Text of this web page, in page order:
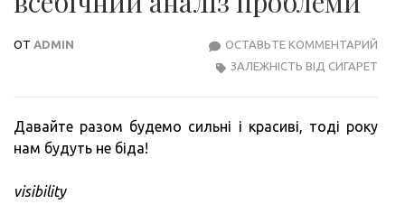
ОТ ADMIN ОСТАВЬТЕ КОММЕНТАРИЙ
ЗАЛЕЖНІСТЬ ВІД СИГАРЕТ
Давайте разом будемо сильні і красиві, тоді року
нам будуть не біда!
visibility